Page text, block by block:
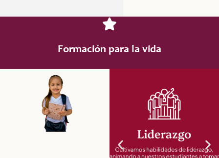
Formación para la vida